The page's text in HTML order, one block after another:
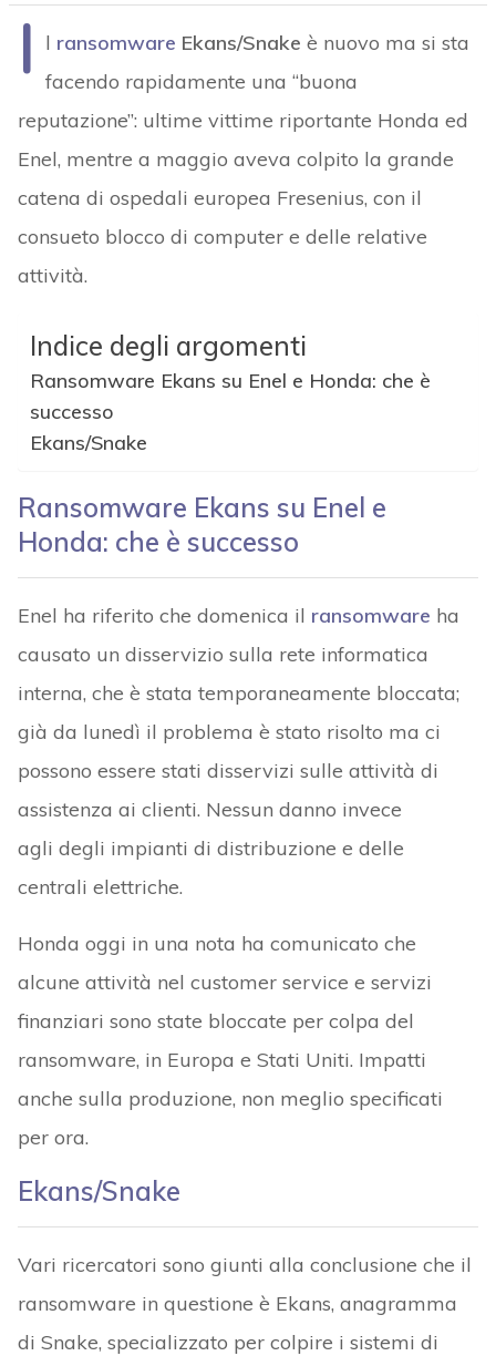
I l ransomware Ekans/Snake è nuovo ma si sta
facendo rapidamente una “buona
reputazione”: ultime vittime riportante Honda ed
Enel, mentre a maggio aveva colpito la grande
catena di ospedali europea Fresenius, con il
consueto blocco di computer e delle relative
attività.
Indice degli argomenti
Ransomware Ekans su Enel e Honda: che è
successo
Ekans/Snake
Ransomware Ekans su Enel e
Honda: che è successo
Enel ha riferito che domenica il ransomware ha
causato un disservizio sulla rete informatica
interna, che è stata temporaneamente bloccata;
già da lunedì il problema è stato risolto ma ci
possono essere stati disservizi sulle attività di
assistenza ai clienti. Nessun danno invece
agli degli impianti di distribuzione e delle
centrali elettriche.
Honda oggi in una nota ha comunicato che
alcune attività nel customer service e servizi
finanziari sono state bloccate per colpa del
ransomware, in Europa e Stati Uniti. Impatti
anche sulla produzione, non meglio specificati
per ora.
Ekans/Snake
Vari ricercatori sono giunti alla conclusione che il
ransomware in questione è Ekans, anagramma
di Snake, specializzato per colpire i sistemi di